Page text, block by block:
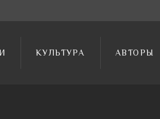
КУЛЬТУРА АВТОРЫ